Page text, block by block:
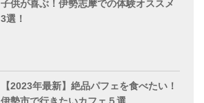
子供が喜ぶ！伊勢志摩での体験オススメ
3選！
【2023年最新】絶品パフェを食べたい！
伊勢市で行きたいカフェ５選